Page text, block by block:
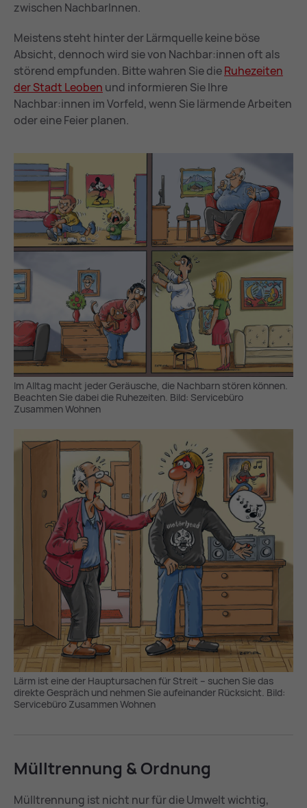
zwischen NachbarInnen.
Meistens steht hinter der Lärmquelle keine böse
Absicht, dennoch wird sie von Nachbar:innen oft als
störend empfunden. Bitte wahren Sie dieRu­he­zei­ten
der Stadt Leo­ben und informieren Sie Ihre
Nachbar:innen im Vorfeld, wenn Sie lärmende Arbeiten
oder eine Feier planen.
Im Alltag macht jeder Geräusche, die Nachbarn stören können.
Beachten Sie dabei die Ruhezeiten. Bild: Servicebüro
Zusammen Wohnen
Lärm ist eine der Hauptursachen für Streit – suchen Sie das
direkte Gespräch und nehmen Sie aufeinander Rücksicht. Bild:
Servicebüro Zusammen Wohnen
Müll­tren­nung & Ord­nung
Mülltrennung ist nicht nur für die Umwelt wichtig,